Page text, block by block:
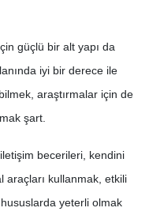
güçlü bir alt yapı da
iyi bir derece ile
araştırmalar için de
şart.
becerileri, kendini
araçları kullanmak, etkili
yeterli olmak